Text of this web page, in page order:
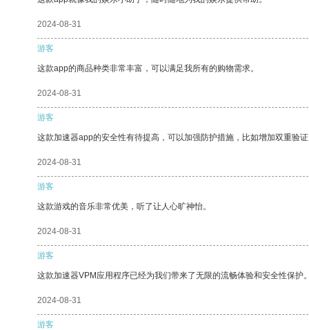
2024-08-31
游客
这款app的商品种类非常丰富，可以满足我所有的购物需求。
2024-08-31
游客
这款加速器app的安全性有待提高，可以加强防护措施，比如增加双重验
2024-08-31
游客
这款游戏的音乐非常优美，听了让人心旷神怡。
2024-08-31
游客
这款加速器VPM应用程序已经为我们带来了无限的流畅体验和安全性保护
2024-08-31
游客